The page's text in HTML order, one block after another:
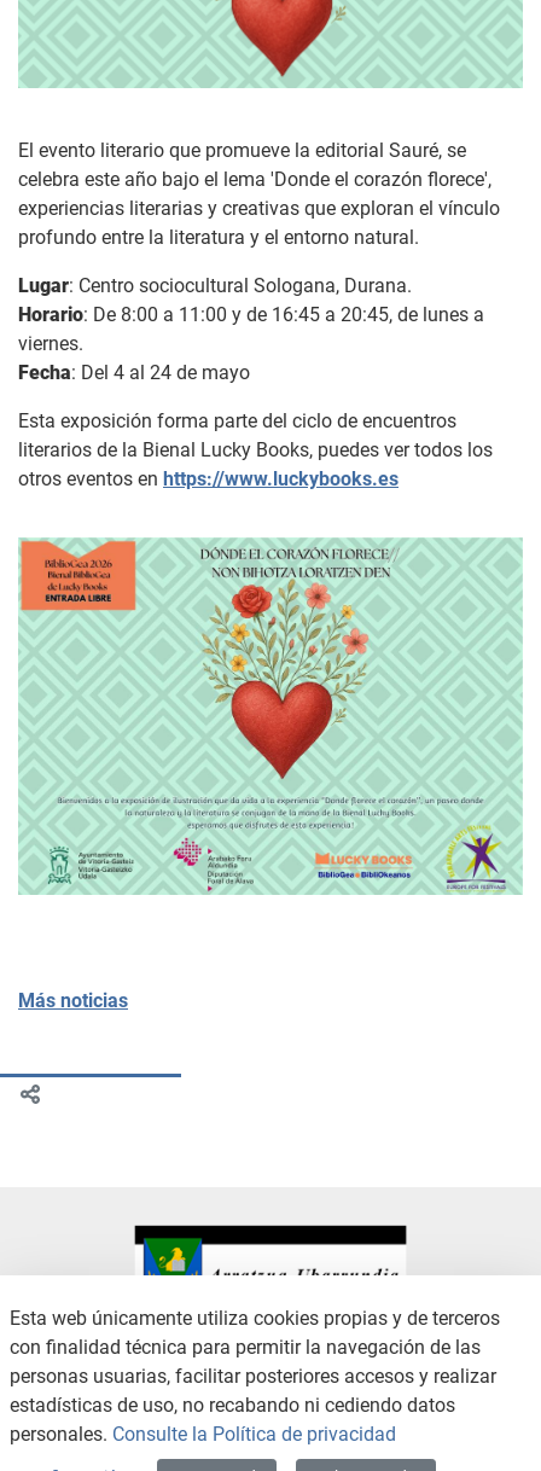
El evento literario que promueve la editorial Sauré, se
celebra este año bajo el lema 'Donde el corazón florece',
experiencias literarias y creativas que exploran el vínculo
profundo entre la literatura y el entorno natural.
Lugar: Centro sociocultural Sologana, Durana.
Horario: De 8:00 a 11:00 y de 16:45 a 20:45, de lunes a
viernes.
Fecha: Del 4 al 24 de mayo
Esta exposición forma parte del ciclo de encuentros
literarios de la Bienal Lucky Books, puedes ver todos los
otros eventos en https://www.luckybooks.es
Más noticias
CONTACTO
AVISO LEGAL
CANAL DE DENUNCIAS
POLÍTICA DE PRIVACIDAD
POLÍTICA DE COOKIES
ACCESIBILIDAD
Esta web únicamente utiliza cookies propias y de terceros
con finalidad técnica para permitir la navegación de las
personas usuarias, facilitar posteriores accesos y realizar
estadísticas de uso, no recabando ni cediendo datos
personales. Consulte la Política de privacidad